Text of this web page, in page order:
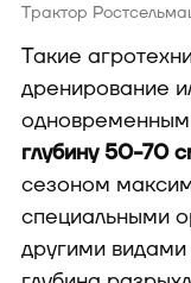
Трактор
Такие
дренирование
одновременным
глубину 50-70
сезоном
специальными
другими